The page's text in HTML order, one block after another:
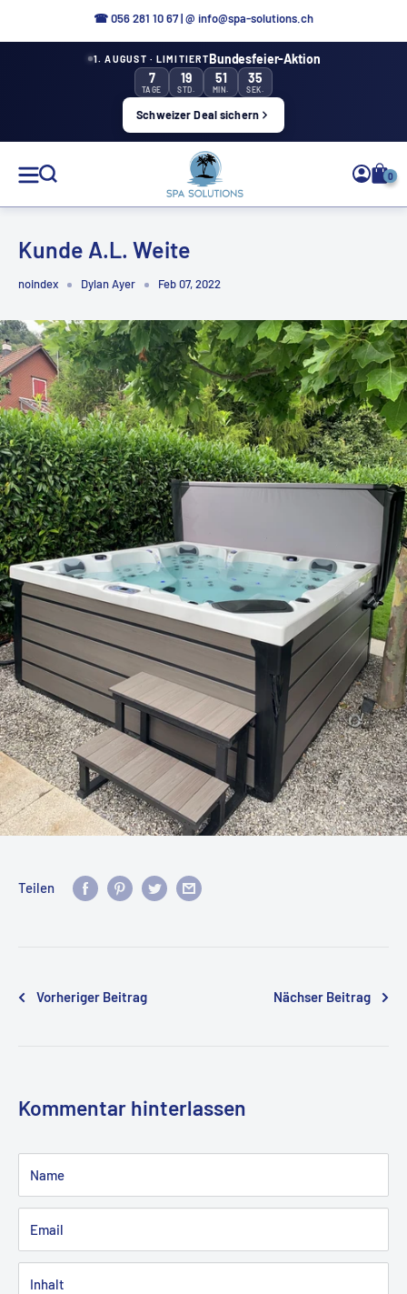
☎ 056 281 10 67|@ info@spa-solutions.ch
1. AUGUST · LIMITIERTBundesfeier-Aktion
7
TAGE
19
STD.
51
MIN.
34
SEK.
Schweizer Deal sichern
Solutions
0
Kunde A.L. Weite
noindex Dylan Ayer Feb 07, 2022
Teilen
Vorheriger Beitrag Nächser Beitrag
Kommentar hinterlassen
Name
Email
Inhalt